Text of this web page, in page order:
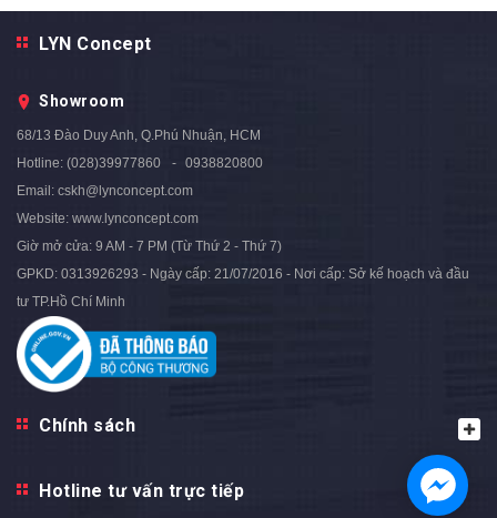
Bàn Ăn Thông Minh Mặt Đá
- 25%
LYN Concept
Showroom
68/13 Đào Duy Anh, Q.Phú Nhuận, HCM
Hotline: (028)39977860
0938820800
Email: cskh@lynconcept.com
Website: www.lynconcept.com
Giờ mở cửa: 9 AM - 7 PM (Từ Thứ 2 - Thứ 7)
GPKD: 0313926293 - Ngày cấp: 21/07/2016 - Nơi cấp: Sở kế hoạch và đầu
tư TP.Hồ Chí Minh
Chính sách
Hotline tư vấn trực tiếp